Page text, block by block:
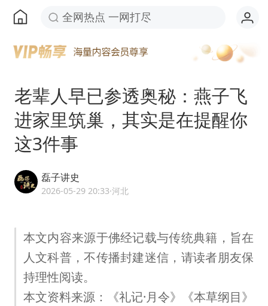
全网热点 一网打尽
老辈人早已参透奥秘：燕子飞
进家里筑巢，其实是在提醒你
这3件事
磊子讲史
2026-05-29 20:33·河北
本文内容来源于佛经记载与传统典籍，旨在
人文科普，不传播封建迷信，请读者朋友保
持理性阅读。
本文资料来源：《礼记·月令》《本草纲目》